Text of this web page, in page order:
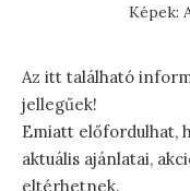
Képek:
Az itt található
jellegűek!
Emiatt előfordulhat,
aktuális ajánlatai,
eltérhetnek.